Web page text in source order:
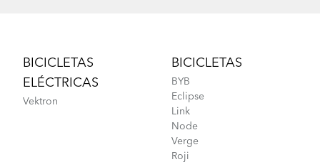
BICICLETAS
ELÉCTRICAS
Vektron
BICICLETAS
BYB
Eclipse
Link
Node
Verge
Roji